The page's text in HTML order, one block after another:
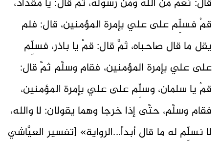
قمْ فسلِّم على علي بإمرة المؤمنين، قال: فلم
يقل ما قال صاحباه، ثمَّ قال: قمْ يا باذر، فسلِّم
على علي بإمرة المؤمنين، فقام وسلَّم ثمَّ قال:
قمْ يا سلمان، وسلِّم على علي بإمرة المؤمنين،
فقام وسلَّم، حتَّى إذا خرجا وهما يقولان: لا والله،
لا نسلِّم له ما قال أبداً...الرواية» [تفسير العيَّاشي